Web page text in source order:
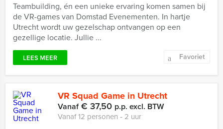
Teambuilding, én een unieke ervaring komen samen bij
de VR-games van Domstad Evenementen. In hartje
Utrecht wordt uw gezelschap ontvangen op een
gezellige locatie. Jullie ...
LEES MEER Favoriet
VR Squad Game in Utrecht
Vanaf€ 37,50 p.p. excl. BTW
Vanaf 12 personen ‐ 2 uur